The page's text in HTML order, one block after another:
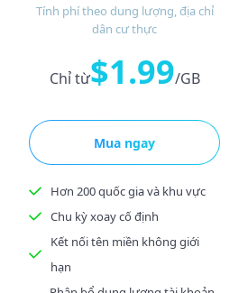
Tính phí theo dung lượng, địa chỉ
dân cư thực
Chỉ từ$1.99/GB
Mua ngay
Hơn 200 quốc gia và khu vực
Chu kỳ xoay cố định
Kết nối tên miền không giới
hạn